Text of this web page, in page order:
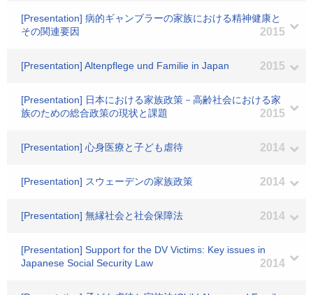
[Presentation] 病的ギャンブラーの家族における精神健康と
その関連要因
2015
[Presentation] Altenpflege und Familie in Japan 2015
[Presentation] 日本における家族政策－高齢社会における家
族のための総合政策の現状と課題
2015
[Presentation] 心身医療と子ども虐待 2014
[Presentation] スウェーデンの家族政策 2014
[Presentation] 無縁社会と社会保障法 2014
[Presentation] Support for the DV Victims: Key issues in
Japanese Social Security Law
2014